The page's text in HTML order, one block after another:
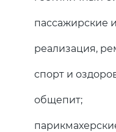
пассажирские
реализация,
спорт и
общепит;